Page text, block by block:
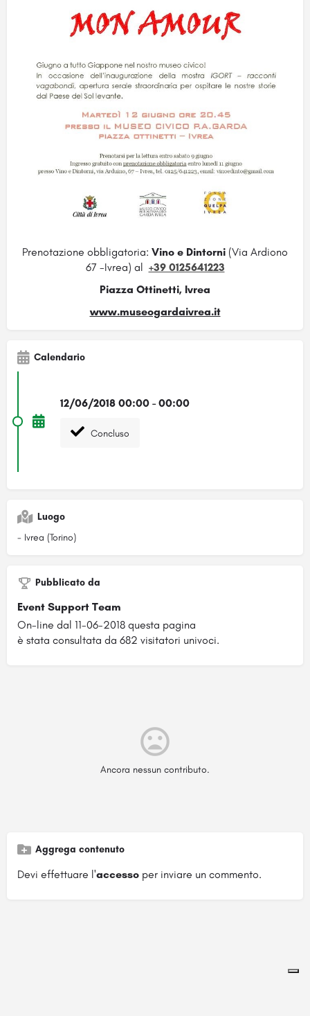
Prenotazione obbligatoria: Vino e Dintorni (Via Ardiono
67 -Ivrea) al +39 0125641223
Piazza Ottinetti, Ivrea
www.museogardaivrea.it
Calendario
12/06/2018 00:00 - 00:00
Concluso
Luogo
- Ivrea (Torino)
Pubblicato da
Event Support Team
On-line dal 11-06-2018 questa pagina
è stata consultata da 682 visitatori univoci.
Ancora nessun contributo.
Aggrega contenuto
Devi effettuare l'accesso per inviare un commento.